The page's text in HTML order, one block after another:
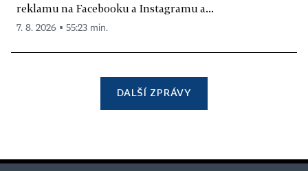
reklamu na Facebooku a Instagramu a...
7. 8. 2026 ▪ 55:23 min.
DALŠÍ ZPRÁVY